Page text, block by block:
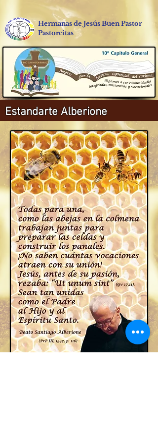
Hermanas de Jesús Buen Pastor
Pastorcitas
Estandarte Alberione